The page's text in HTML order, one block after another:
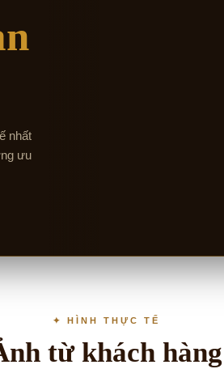
nhất
ưu
✦ HÌNH THỰC TẾ
từ khách hàng